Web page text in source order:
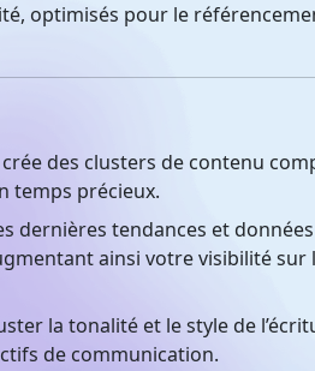
optimisés pour le
des clusters de contenu
temps précieux.
dernières tendances et
ainsi votre visibilité sur
la tonalité et le style de
de communication.